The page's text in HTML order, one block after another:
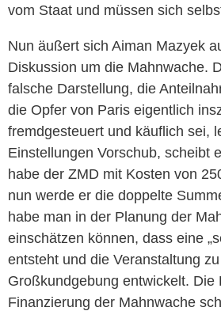
vom Staat und müssen sich
Nun äußert sich Aiman Mazyek
Diskussion um die Mahnwache.
falsche Darstellung, die
die Opfer von Paris eigentlich
fremdgesteuert und käuflich sei,
Einstellungen Vorschub, scheibt
habe der ZMD mit Kosten von
nun werde er die doppelte
habe man in der Planung der
einschätzen können, dass eine
entsteht und die Veranstaltung
Großkundgebung entwickelt. Die
Finanzierung der Mahnwache